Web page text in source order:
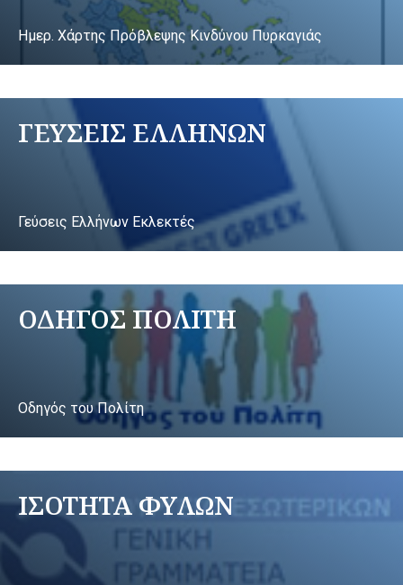
Ημερ. Χάρτης Πρόβλεψης Κινδύνου Πυρκαγιάς
ΓΕΥΣΕΙΣ ΕΛΛΗΝΩΝ
Γεύσεις Ελλήνων Εκλεκτές
ΟΔΗΓΟΣ ΠΟΛΙΤΗ
Οδηγός του Πολίτη
ΙΣΟΤΗΤΑ ΦΥΛΩΝ